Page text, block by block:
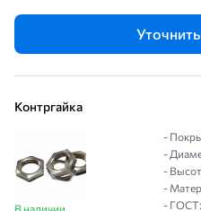
Контргайка
В наличии
-
-
-
-
- ГОСТ: